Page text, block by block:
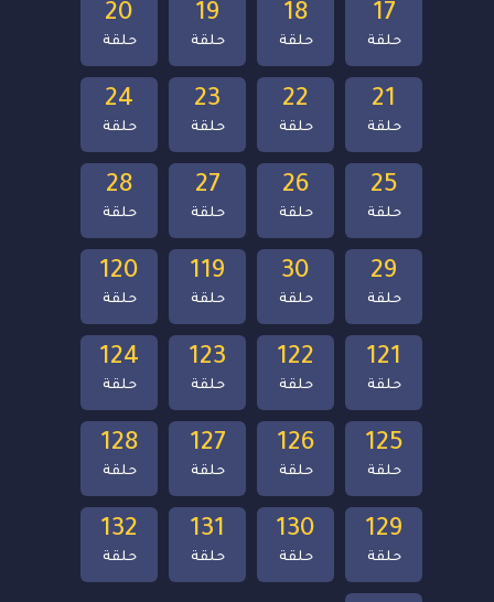
132
حلقة
131
حلقة
130
حلقة
129
حلقة
128
حلقة
127
حلقة
126
حلقة
125
حلقة
124
حلقة
123
حلقة
122
حلقة
121
حلقة
120
حلقة
119
حلقة
30
حلقة
29
حلقة
28
حلقة
27
حلقة
26
حلقة
25
حلقة
24
حلقة
23
حلقة
22
حلقة
21
حلقة
20
حلقة
19
حلقة
18
حلقة
17
حلقة